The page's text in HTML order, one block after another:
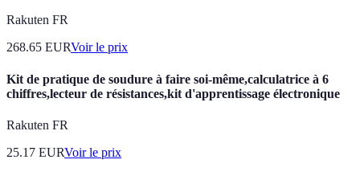
Rakuten FR
268.65 EURVoir le prix
Kit de pratique de soudure à faire soi-même,calculatrice à 6
chiffres,lecteur de résistances,kit d'apprentissage électronique
Rakuten FR
25.17 EURVoir le prix